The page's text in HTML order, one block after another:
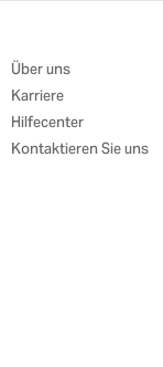
Über uns
Karriere
Hilfecenter
Kontaktieren Sie uns